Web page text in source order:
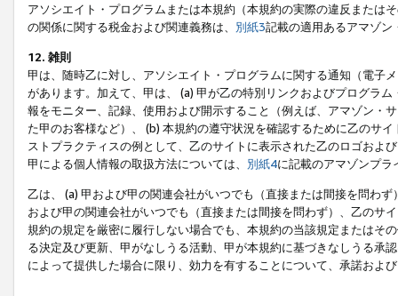
アソシエイト・プログラムまたは本規約（本規約の実際の違反または
の関係に関する税金および関連義務は、 別紙3記載の適用あるアマゾン
12. 雑則
甲は、随時乙に対し、アソシエイト・プログラムに関する通知（電子
があります。加えて、甲は、 (a) 甲が乙の特別リンクおよびプログラ
報をモニター、記録、使用および開示すること（例えば、アマゾン・
た甲のお客様など）、 (b) 本規約の遵守状況を確認するために乙のサ
ストプラクティスの例として、乙のサイトに表示された乙のロゴおよ
甲による個人情報の取扱方法については、 別紙4に記載のアマゾンプ
乙は、 (a) 甲および甲の関連会社がいつでも（直接または間接を問わ
および甲の関連会社がいつでも（直接または間接を問わず）、乙のサ
規約の規定を厳密に履行しない場合でも、本規約の当該規定またはそ
る決定及び更新、甲がなしうる活動、甲が本規約に基づきなしうる承
によって提供した場合に限り、効力を有することについて、承諾およ